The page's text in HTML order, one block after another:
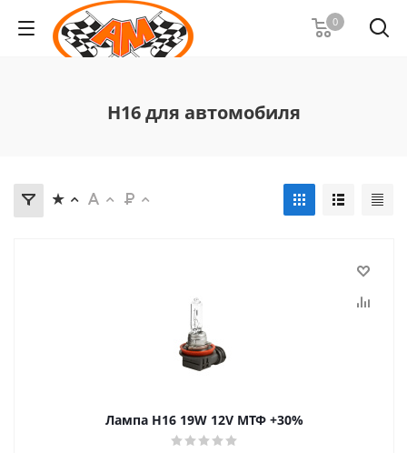
0
Н16 для автомобиля
Лампа Н16 19W 12V МТФ +30%